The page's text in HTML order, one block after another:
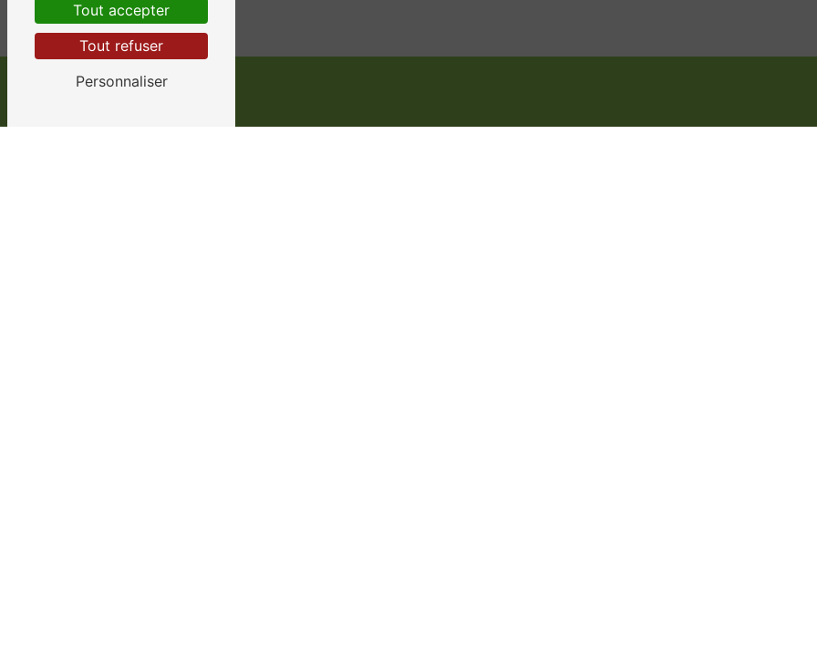
Tout accepter
Tout refuser
Personnaliser